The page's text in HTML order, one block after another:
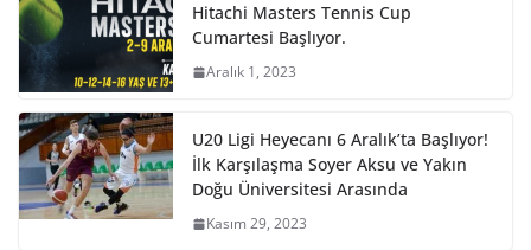
Hitachi Masters Tennis Cup
Cumartesi Başlıyor.
Aralık 1, 2023
U20 Ligi Heyecanı 6 Aralık’ta Başlıyor!
İlk Karşılaşma Soyer Aksu ve Yakın
Doğu Üniversitesi Arasında
Kasım 29, 2023